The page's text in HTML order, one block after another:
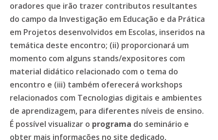
oradores que irão trazer contributos resultantes
do campo da Investigação em Educação e da Prática
em Projetos desenvolvidos em Escolas, inseridos na
temática deste encontro; (ii) proporcionará um
momento com alguns stands/expositores com
material didático relacionado com o tema do
encontro e (iii) também oferecerá workshops
relacionados com Tecnologias digitais e ambientes
de aprendizagem, para diferentes níveis de ensino.
É possível visualizar o programa do seminário e
obter mais informações no site dedicado,